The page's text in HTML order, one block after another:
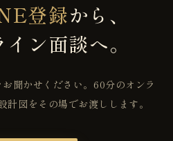
登録から、
ン面談へ。
聞かせください。 60分のオンラ
計図をその場でお渡しします。